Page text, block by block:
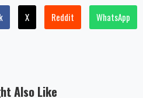
X Reddit WhatsApp
Also Like